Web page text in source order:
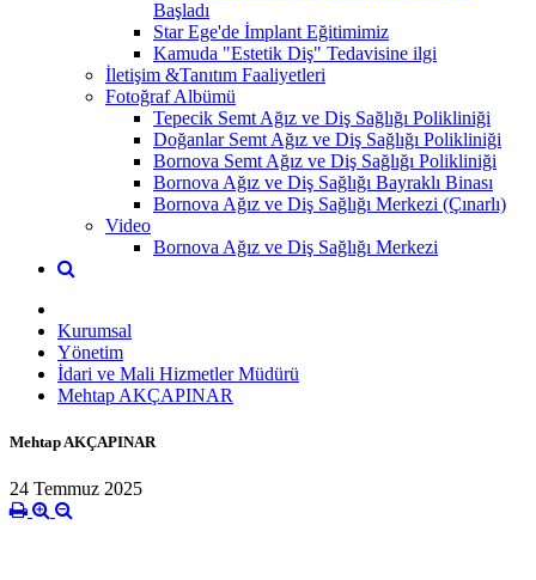
Başladı
Star Ege'de İmplant Eğitimimiz
Kamuda "Estetik Diş" Tedavisine ilgi
İletişim &Tanıtım Faaliyetleri
Fotoğraf Albümü
Tepecik Semt Ağız ve Diş Sağlığı Polikliniği
Doğanlar Semt Ağız ve Diş Sağlığı Polikliniği
Bornova Semt Ağız ve Diş Sağlığı Polikliniği
Bornova Ağız ve Diş Sağlığı Bayraklı Binası
Bornova Ağız ve Diş Sağlığı Merkezi (Çınarlı)
Video
Bornova Ağız ve Diş Sağlığı Merkezi
Kurumsal
Yönetim
İdari ve Mali Hizmetler Müdürü
Mehtap AKÇAPINAR
Mehtap AKÇAPINAR
24 Temmuz 2025